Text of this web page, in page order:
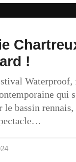
!
Waterproof,
qui
le bassin rennais,